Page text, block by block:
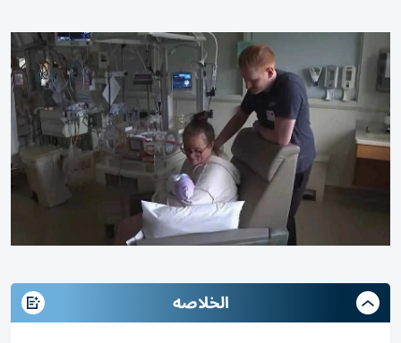
الخلاصه